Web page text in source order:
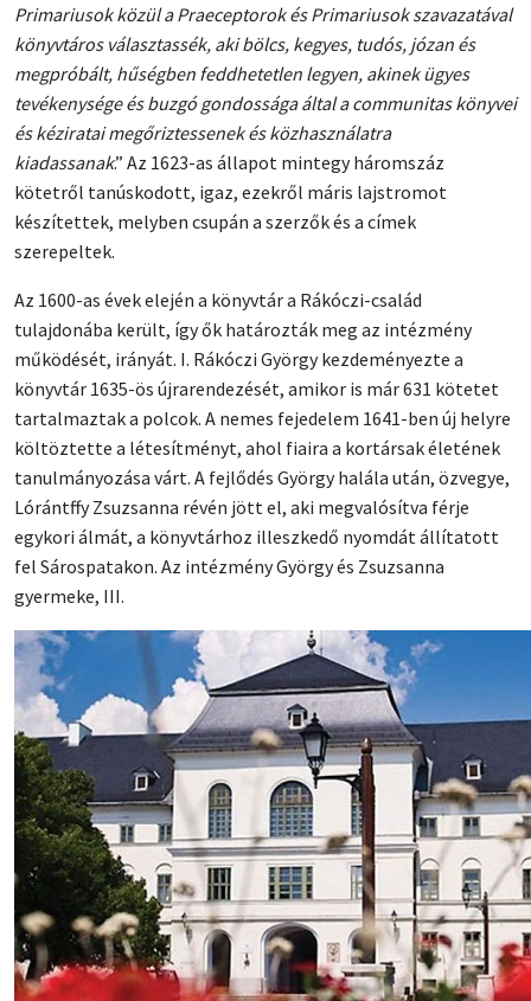
Primariusok közül a Praeceptorok és Primariusok szavazatával
könyvtáros választassék, aki bölcs, kegyes, tudós, józan és
megpróbált, hűségben feddhetetlen legyen, akinek ügyes
tevékenysége és buzgó gondossága által a communitas könyvei
és kéziratai megőriztessenek és közhasználatra
kiadassanak.” Az 1623-as állapot mintegy háromszáz
kötetről tanúskodott, igaz, ezekről máris lajstromot
készítettek, melyben csupán a szerzők és a címek
szerepeltek.
Az 1600-as évek elején a könyvtár a Rákóczi-család
tulajdonába került, így ők határozták meg az intézmény
működését, irányát. I. Rákóczi György kezdeményezte a
könyvtár 1635-ös újrarendezését, amikor is már 631 kötetet
tartalmaztak a polcok. A nemes fejedelem 1641-ben új helyre
költöztette a létesítményt, ahol fiaira a kortársak életének
tanulmányozása várt. A fejlődés György halála után, özvegye,
Lórántffy Zsuzsanna révén jött el, aki megvalósítva férje
egykori álmát, a könyvtárhoz illeszkedő nyomdát állítatott
fel Sárospatakon. Az intézmény György és Zsuzsanna
gyermeke, III.